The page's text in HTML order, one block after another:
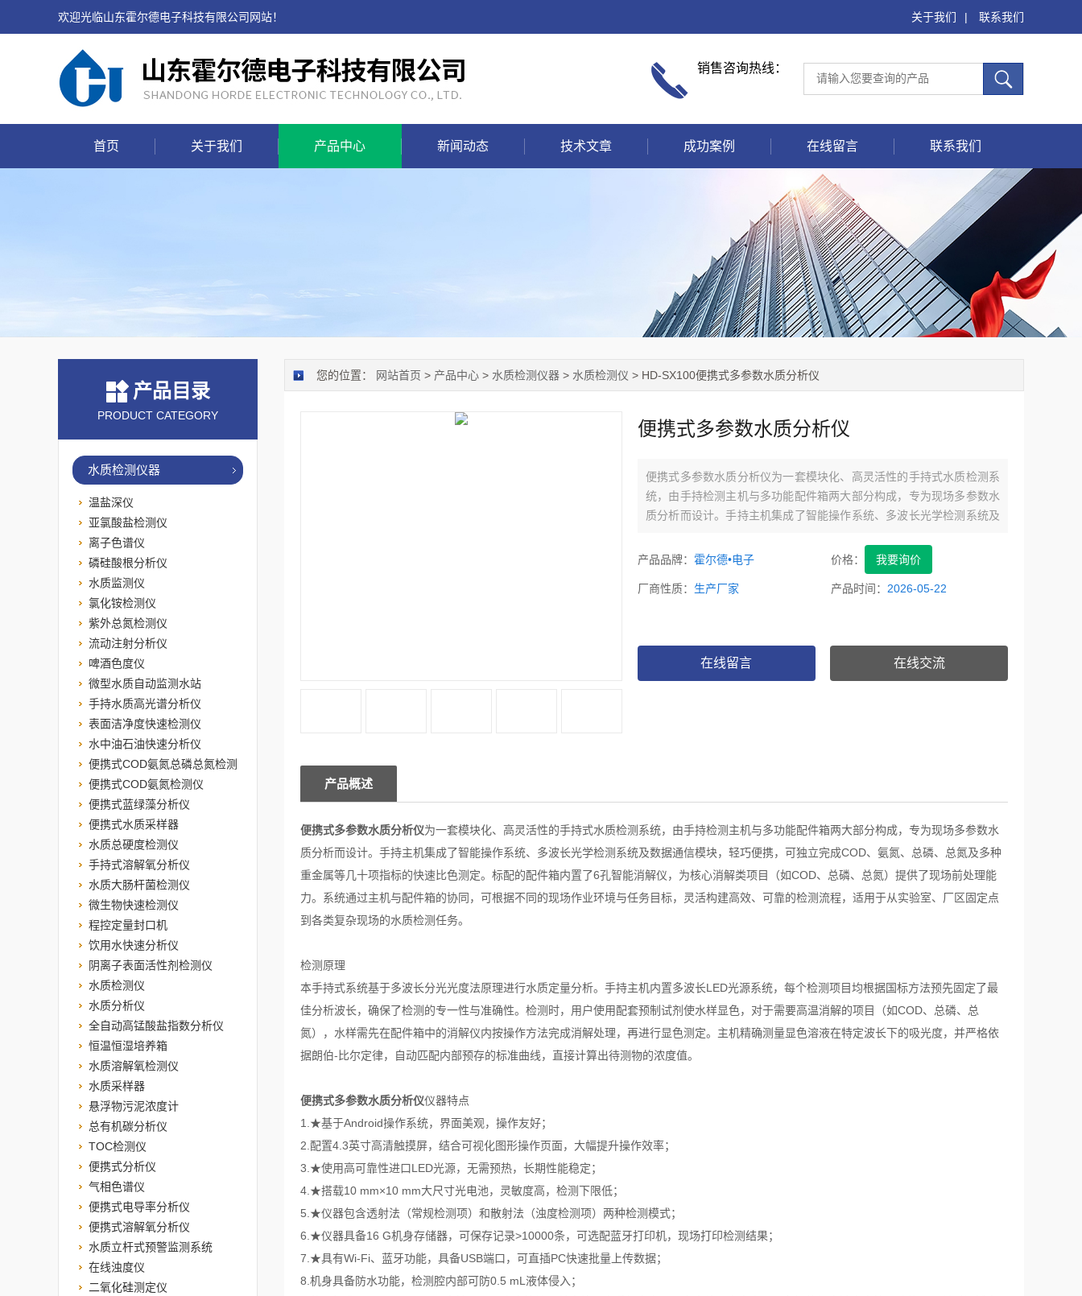
欢迎光临山东霍尔德电子科技有限公司网站！ 关于我们 | 联系我们
销售咨询热线：
首页 关于我们 产品中心 新闻动态 技术文章 成功案例 在线留言 联系我们
您的位置： 网站首页 > 产品中心 > 水质检测仪器 > 水质检测仪 > HD-SX100便携式多参数水质分析仪
便携式多参数水质分析仪
便携式多参数水质分析仪为一套模块化、高灵活性的手持式水质检测系
统，由手持检测主机与多功能配件箱两大部分构成，专为现场多参数水
质分析而设计。手持主机集成了智能操作系统、多波长光学检测系统及
重金属等几十项指标的快速比色测定。
产品品牌： 霍尔德•电子 价格： 我要询价
厂商性质： 生产厂家 产品时间： 2026-05-22
在线留言 在线交流
产品概述
便携式多参数水质分析仪为一套模块化、高灵活性的手持式水质检测系统，由手持检测主机与多功能配件箱两大部分构成，专为现场多参数水
质分析而设计。手持主机集成了智能操作系统、多波长光学检测系统及数据通信模块，轻巧便携，可独立完成COD、氨氮、总磷、总氮及多种
重金属等几十项指标的快速比色测定。标配的配件箱内置了6孔智能消解仪，为核心消解类项目（如COD、总磷、总氮）提供了现场前处理能
力。系统通过主机与配件箱的协同，可根据不同的现场作业环境与任务目标，灵活构建高效、可靠的检测流程，适用于从实验室、厂区固定点
到各类复杂现场的水质检测任务。
检测原理
本手持式系统基于多波长分光光度法原理进行水质定量分析。手持主机内置多波长LED光源系统，每个检测项目均根据国标方法预先固定了最
佳分析波长，确保了检测的专一性与准确性。检测时，用户使用配套预制试剂使水样显色，对于需要高温消解的项目（如COD、总磷、总
氮），水样需先在配件箱中的消解仪内按操作方法完成消解处理，再进行显色测定。主机精确测量显色溶液在特定波长下的吸光度，并严格依
据朗伯-比尔定律，自动匹配内部预存的标准曲线，直接计算出待测物的浓度值。
便携式多参数水质分析仪仪器特点
1.★基于Android操作系统，界面美观，操作友好；
2.配置4.3英寸高清触摸屏，结合可视化图形操作页面，大幅提升操作效率；
3.★使用高可靠性进口LED光源，无需预热，长期性能稳定；
4.★搭载10 mm×10 mm大尺寸光电池，灵敏度高，检测下限低；
5.★仪器包含透射法（常规检测项）和散射法（浊度检测项）两种检测模式；
6.★仪器具备16 G机身存储器，可保存记录>10000条，可选配蓝牙打印机，现场打印检测结果；
7.★具有Wi-Fi、蓝牙功能，具备USB端口，可直插PC快速批量上传数据；
8.机身具备防水功能，检测腔内部可防0.5 mL液体侵入；
产品目录
PRODUCT CATEGORY
水质检测仪器
温盐深仪
亚氯酸盐检测仪
离子色谱仪
磷硅酸根分析仪
水质监测仪
氯化铵检测仪
紫外总氮检测仪
流动注射分析仪
啤酒色度仪
微型水质自动监测水站
手持水质高光谱分析仪
表面洁净度快速检测仪
水中油石油快速分析仪
便携式COD氨氮总磷总氮检测
仪
便携式COD氨氮检测仪
便携式蓝绿藻分析仪
便携式水质采样器
水质总硬度检测仪
手持式溶解氧分析仪
水质大肠杆菌检测仪
微生物快速检测仪
程控定量封口机
饮用水快速分析仪
阴离子表面活性剂检测仪
水质检测仪
水质分析仪
全自动高锰酸盐指数分析仪
恒温恒湿培养箱
水质溶解氧检测仪
水质采样器
悬浮物污泥浓度计
总有机碳分析仪
TOC检测仪
便携式分析仪
气相色谱仪
便携式电导率分析仪
便携式溶解氧分析仪
水质立杆式预警监测系统
在线浊度仪
二氧化硅测定仪